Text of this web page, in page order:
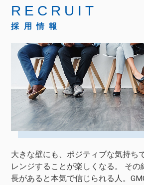
RECRUIT
採用情報
大きな壁にも、ポジティブな気持ち
レンジすることが楽しくなる。 その
長があると本気で信じられる人。